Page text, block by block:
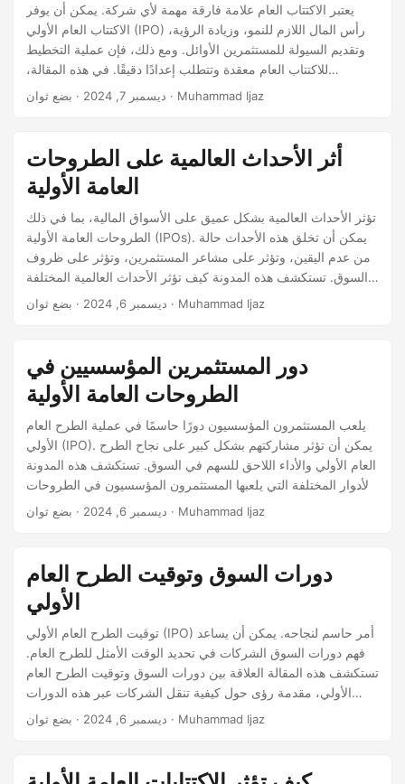
يعتبر الاكتتاب العام علامة فارقة مهمة لأي شركة. يمكن أن يوفر
الاكتتاب العام الأولي (IPO) رأس المال اللازم للنمو، وزيادة الرؤية،
وتقديم السيولة للمستثمرين الأوائل. ومع ذلك، فإن عملية التخطيط
للاكتتاب العام معقدة وتتطلب إعدادًا دقيقًا. في هذه المقالة،
سنستكشف الخطوات التي تتخذها الشركات للتخطيط للاكتتاب العام،
ديسمبر 7, 2024 · بضع ثوان · Muhammad Ijaz
أثر الأحداث العالمية على الطروحات
العامة الأولية
تؤثر الأحداث العالمية بشكل عميق على الأسواق المالية، بما في ذلك
الطروحات العامة الأولية (IPOs). يمكن أن تخلق هذه الأحداث حالة
من عدم اليقين، وتؤثر على مشاعر المستثمرين، وتؤثر على ظروف
السوق. تستكشف هذه المدونة كيف تؤثر الأحداث العالمية المختلفة
على الطروحات العامة الأولية، مقدمة رؤى حول ديناميات البيئة
ديسمبر 6, 2024 · بضع ثوان · Muhammad Ijaz
دور المستثمرين المؤسسيين في
الطروحات العامة الأولية
يلعب المستثمرون المؤسسيون دورًا حاسمًا في عملية الطرح العام
الأولي (IPO). يمكن أن تؤثر مشاركتهم بشكل كبير على نجاح الطرح
العام الأولي والأداء اللاحق للسهم في السوق. تستكشف هذه المدونة
الأدوار المختلفة التي يلعبها المستثمرون المؤسسيون في الطروحات
العامة الأولية، وتأثيرهم على التسعير، وإدراك السوق، والأداء على
التقاعد، وشركات التأمين، وصناديق التحوط. تدير هذه المنظمات
تجمعات كبيرة من رأس المال ولديها الخبرة والموارد لإجراء العناية
ديسمبر 6, 2024 · بضع ثوان · Muhammad Ijaz
دورات السوق وتوقيت الطرح العام
الأولي
توقيت الطرح العام الأولي (IPO) أمر حاسم لنجاحه. يمكن أن يساعد
فهم دورات السوق الشركات في تحديد الوقت الأمثل للطرح العام.
تستكشف هذه المقالة العلاقة بين دورات السوق وتوقيت الطرح العام
الأولي، مقدمة رؤى حول كيفية تنقل الشركات عبر هذه الدورات
لتعظيم نجاحها في الطرح العام. فهم دورات السوق تشير دورات
ديسمبر 6, 2024 · بضع ثوان · Muhammad Ijaz